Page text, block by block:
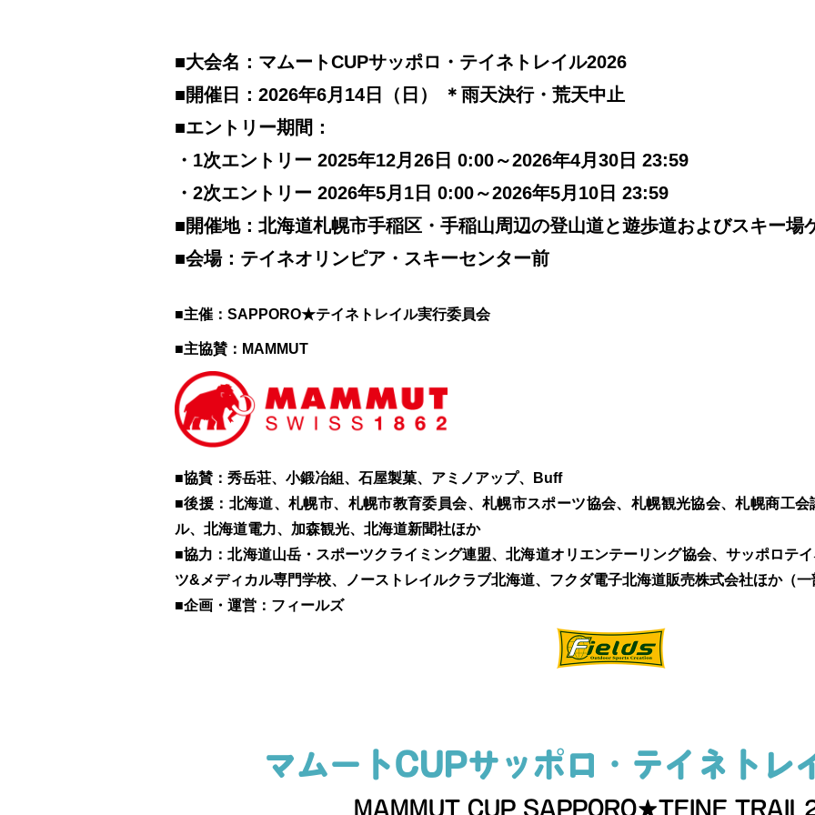
■大会名：マムートCUPサッポロ・テイネトレイル2026
■開催日：2026年6月14日（日） ＊雨天決行・荒天中止
■エントリー期間：
・1次エントリー 2025年12月26日 0:00～2026年4月30日 23:59
・2次エントリー 2026年5月1日 0:00～2026年5月10日 23:59
■開催地：北海道札幌市手稲区・手稲山周辺の登山道と遊歩道およびスキー場
■会場：テイネオリンピア・スキーセンター前
■主催：SAPPORO★テイネトレイル実行委員会
■主協賛：MAMMUT
■協賛：秀岳荘、小鍛冶組、石屋製菓、アミノアップ、Buff
■後援：北海道、札幌市、札幌市教育委員会、札幌市スポーツ協会、札幌観光協会、札幌商⼯
ル、北海道電⼒、加森観光、北海道新聞社ほか
■協力：北海道⼭岳・スポーツクライミング連盟、北海道オリエンテーリング協会、サッポロテ
ツ&メディカル専⾨学校、ノーストレイルクラブ北海道、フクダ電子北海道販売株式会社ほか（⼀
■企画・運営：フィールズ
マムートCUPサッポロ・テイネト
MAMMUT CUP SAPPORO★TEINE